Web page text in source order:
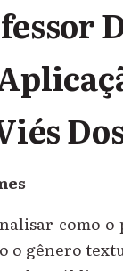
como
gênero